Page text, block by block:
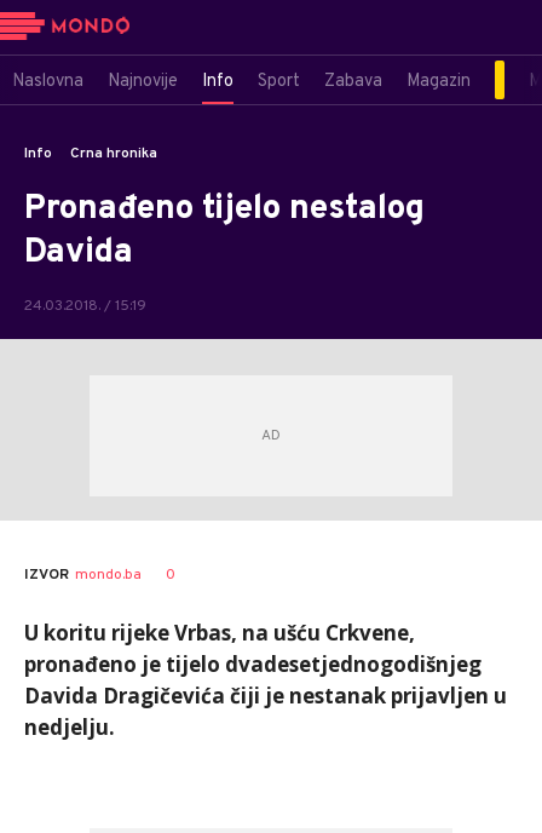
Naslovna Najnovije Info Sport Zabava Magazin
Info Crna hronika
Pronađeno tijelo nestalog
Davida
24.03.2018. / 15:19
IZVOR mondo.ba 0
U koritu rijeke Vrbas, na ušću Crkvene,
pronađeno je tijelo dvadesetjednogodišnjeg
Davida Dragičevića čiji je nestanak prijavljen u
nedjelju.